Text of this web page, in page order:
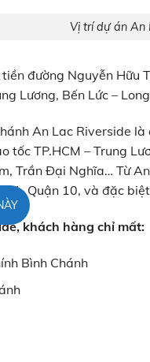
Vị trí dự án An
đường Nguyễn Hữu
Lương, Bến Lức –
An Lac Riverside
tốc TP.HCM – Trung
Trần Đại Nghĩa… Từ
11, Quận 10, và đặc
khách hàng chỉ mất:
Bình Chánh